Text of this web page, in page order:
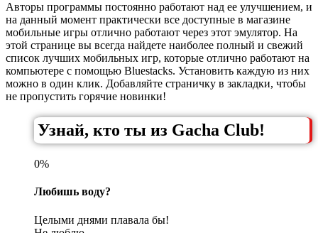
Авторы программы постоянно работают над ее улучшением, и
на данный момент практически все доступные в магазине
мобильные игры отлично работают через этот эмулятор. На
этой странице вы всегда найдете наиболее полный и свежий
список лучших мобильных игр, которые отлично работают на
компьютере с помощью Bluestacks. Установить каждую из них
можно в один клик. Добавляйте страничку в закладки, чтобы
не пропустить горячие новинки!
Узнай, кто ты из Gacha Club!
0%
Любишь воду?
Целыми днями плавала бы!